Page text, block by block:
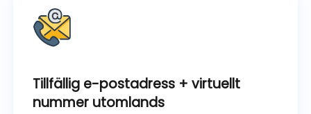
Tillfällig e-postadress + virtuellt
nummer utomlands